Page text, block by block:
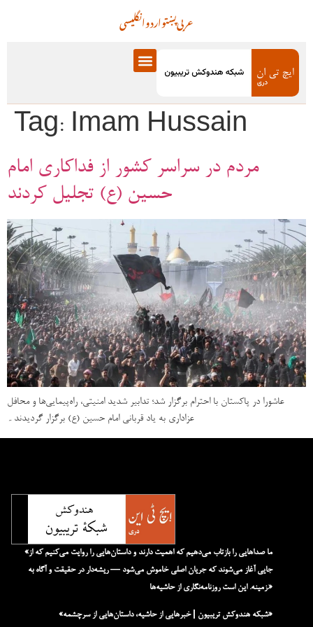
انگلیسیاردوپښتوعربی
Tag: Imam Hussain
مردم در سراسر کشور از فداکاری امام
حسین (ع) تجلیل کردند
عاشورا در پاکستان با احترام برگزار شد؛ تدابیر شدید امنیتی، راه‌پیمایی‌ها و محافل
عزاداری به یاد قربانی امام حسین (ع) برگزار گردیدند۔
«ما صداهایی را بازتاب می‌دهیم که اهمیت دارند و داستان‌هایی را روایت می‌کنیم که از
جایی آغاز می‌شوند که جریان اصلی خاموش می‌شود — ریشه‌دار در حقیقت و آگاه به
زمینه. این است روزنامه‌نگاری از حاشیه‌ها.»
«شبکه هند‌و‌کش تریبیون | خبرهایی از حاشیه، داستان‌هایی از سرچشمه»